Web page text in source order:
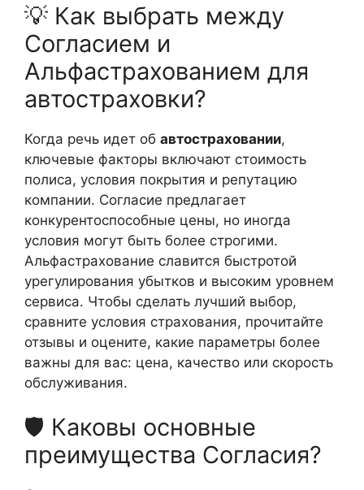
💡 Как выбрать между
Согласием и
Альфастрахованием для
автостраховки?
Когда речь идет об автостраховании,
ключевые факторы включают стоимость
полиса, условия покрытия и репутацию
компании. Согласие предлагает
конкурентоспособные цены, но иногда
условия могут быть более строгими.
Альфастрахование славится быстротой
урегулирования убытков и высоким уровнем
сервиса. Чтобы сделать лучший выбор,
сравните условия страхования, прочитайте
отзывы и оцените, какие параметры более
важны для вас: цена, качество или скорость
обслуживания.
🛡️ Каковы основные
преимущества Согласия?